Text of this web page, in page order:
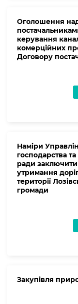
Оголошення
керування
комерційних
Договору
Наміри
господарства та
ради
утримання
території
громади
Закупівля